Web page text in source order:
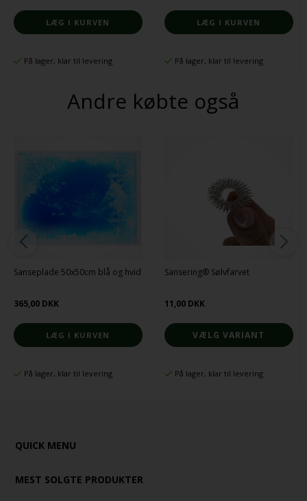
På lager, klar til levering På lager, klar til levering
Andre købte også
Sanseplade 50x50cm blå og hvid
365,00 DKK
På lager, klar til levering
Sansering® Sølvfarvet
11,00 DKK
VÆLG VARIANT
På lager, klar til levering
QUICK MENU
MEST SOLGTE PRODUKTER